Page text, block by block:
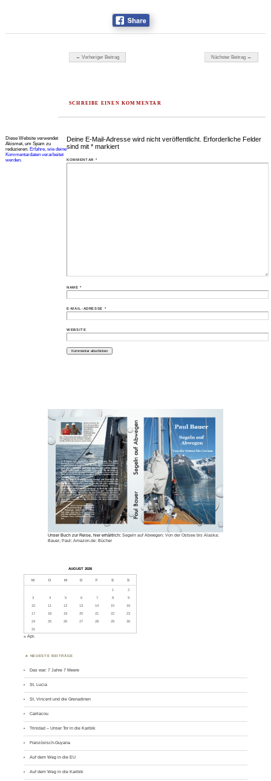
Beitragsnavigation
← Vorheriger Beitrag Nächster Beitrag →
SCHREIBE EINEN KOMMENTAR
Deine E-Mail-Adresse wird nicht veröffentlicht. Erforderliche Felder
sind mit* markiert
KOMMENTAR *
NAME*
E-MAIL-ADRESSE *
WEBSITE
Diese Website verwendet
Akismet, um Spam zu
reduzieren. Erfahre, wie deine
Kommentardaten verarbeitet
werden.
Unser Buch zur Reise, hier erhältlich:Segeln auf Abwegen: Von der Ostsee bis Alaska:
Bauer, Paul: Amazon.de: Bücher
AUGUST 2026
M D M D F S S
1
2
3
4 5 6 7 8
9
10
11 12 13 14 15
16
17
18 19 20 21 22
23
24
25 26 27 28 29
30
31
« Apr.
NEUESTE BEITRÄGE
Das war: 7 Jahre 7 Meere
St. Lucia
St. Vincent und die Grenadinen
Carriacou
Trinidad – Unser Tor in die Karibik
Französisch-Guyana
Auf dem Weg in die EU
Auf dem Weg in die Karibik